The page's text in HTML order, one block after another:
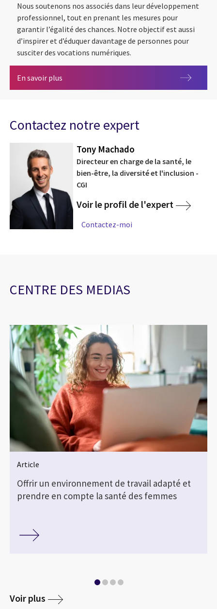
Nous soutenons nos associés dans leur développement
professionnel, tout en prenant les mesures pour
garantir l’égalité des chances. Notre objectif est aussi
d’inspirer et d’éduquer davantage de personnes pour
susciter des vocations numériques.
En savoir plus
Contactez notre expert
Tony Machado
Directeur en charge de la santé, le
bien-être, la diversité et l'inclusion -
CGI
Voir le profil de l'expert
Contactez-moi
CENTRE DES MEDIAS
Article
Offrir un environnement de travail adapté et
prendre en compte la santé des femmes
Voir plus